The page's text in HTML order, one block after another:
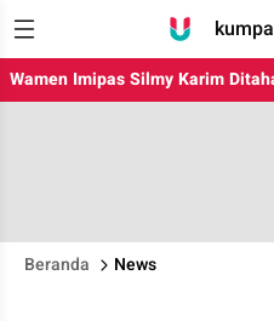
Wamen Imipas Silmy Karim
Beranda News